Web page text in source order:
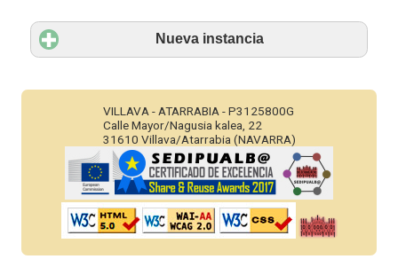
Nueva instancia
VILLAVA - ATARRABIA - P3125800G
Calle Mayor/Nagusia kalea, 22
31610 Villava/Atarrabia (NAVARRA)